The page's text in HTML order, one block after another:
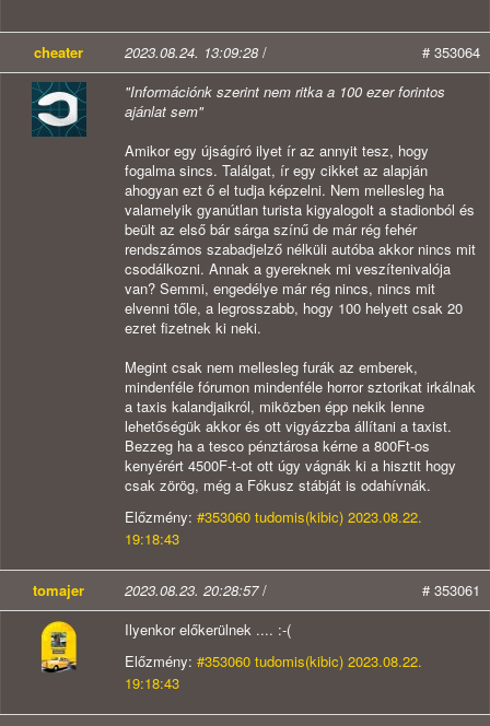
cheater 2023.08.24. 13:09:28 /
# 353064
"Információnk szerint nem ritka a 100 ezer forintos
ajánlat sem"
Amikor egy újságíró ilyet ír az annyit tesz, hogy
fogalma sincs. Találgat, ír egy cikket az alapján
ahogyan ezt ő el tudja képzelni. Nem mellesleg ha
valamelyik gyanútlan turista kigyalogolt a stadionból és
beült az első bár sárga színű de már rég fehér
rendszámos szabadjelző nélküli autóba akkor nincs mit
csodálkozni. Annak a gyereknek mi veszítenivalója
van? Semmi, engedélye már rég nincs, nincs mit
elvenni tőle, a legrosszabb, hogy 100 helyett csak 20
ezret fizetnek ki neki.
Megint csak nem mellesleg furák az emberek,
mindenféle fórumon mindenféle horror sztorikat irkálnak
a taxis kalandjaikról, miközben épp nekik lenne
lehetőségük akkor és ott vigyázzba állítani a taxist.
Bezzeg ha a tesco pénztárosa kérne a 800Ft-os
kenyérért 4500F-t-ot ott úgy vágnák ki a hisztit hogy
csak zörög, még a Fókusz stábját is odahívnák.
Előzmény: #353060 tudomis(kibic) 2023.08.22.
19:18:43
tomajer 2023.08.23. 20:28:57/
# 353061
Ilyenkor előkerülnek .... :-(
Előzmény: #353060 tudomis(kibic) 2023.08.22.
19:18:43